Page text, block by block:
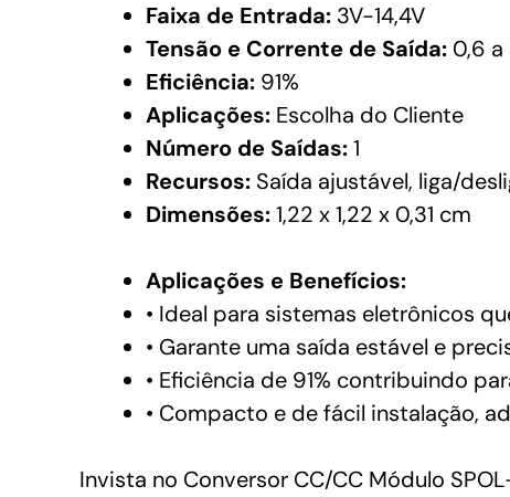
Faixa de Entrada: 3V-14,4V
Tensão e Corrente de Saída: 0,6 a
Eficiência: 91%
Aplicações: Escolha do Cliente
Número de Saídas:1
Recursos: Saída ajustável, liga/
Dimensões:1,22 x 1,22 x 0,31 cm
Aplicações e Benefícios:
• Ideal para sistemas eletrônicos
• Garante uma saída estável e
• Eficiência de 91% contribuindo
• Compacto e de fácil instalação,
Invista no Conversor CC/CC Módulo